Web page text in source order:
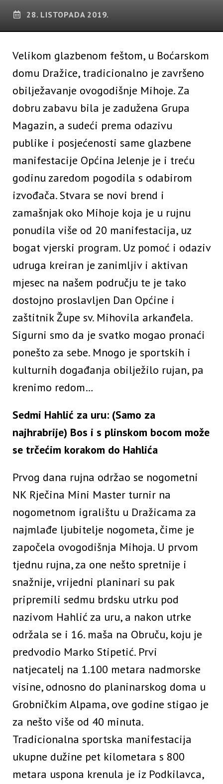
28. LISTOPADA 2019.
Velikom glazbenom feštom, u Boćarskom
domu Dražice, tradicionalno je završeno
obilježavanje ovogodišnje Mihoje. Za
dobru zabavu bila je zadužena Grupa
Magazin, a sudeći prema odazivu
publike i posjećenosti same glazbene
manifestacije Općina Jelenje je i treću
godinu zaredom pogodila s odabirom
izvođača. Stvara se novi brend i
zamašnjak oko Mihoje koja je u rujnu
ponudila više od 20 manifestacija, uz
bogat vjerski program. Uz pomoć i odaziv
udruga kreiran je zanimljiv i aktivan
mjesec na našem području te je tako
dostojno proslavljen Dan Općine i
zaštitnik Župe sv. Mihovila arkanđela.
Sigurni smo da je svatko mogao pronaći
ponešto za sebe. Mnogo je sportskih i
kulturnih događanja obilježilo rujan, pa
krenimo redom…
Sedmi Hahlić za uru: (Samo za
najhrabrije) Bos i s plinskom bocom može
se trčećim korakom do Hahlića
Prvog dana rujna održao se nogometni
NK Rječina Mini Master turnir na
nogometnom igralištu u Dražicama za
najmlađe ljubitelje nogometa, čime je
započela ovogodišnja Mihoja. U prvom
tjednu rujna, za one nešto spretnije i
snažnije, vrijedni planinari su pak
pripremili sedmu brdsku utrku pod
nazivom Hahlić za uru, a nakon utrke
održala se i 16. maša na Obruču, koju je
predvodio Marko Stipetić. Prvi
natjecatelj na 1.100 metara nadmorske
visine, odnosno do planinarskog doma u
Grobničkim Alpama, ove godine stigao je
za nešto više od 40 minuta.
Tradicionalna sportska manifestacija
ukupne dužine pet kilometara s 800
metara uspona krenula je iz Podkilavca,